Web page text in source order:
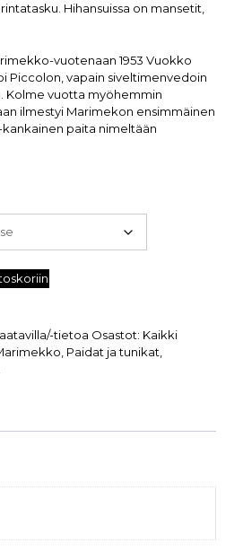
Hihansuissa on mansetit,
vuotenaan 1953 Vuokko
Piccolon, vapain siveltimenvedoin
Kolme vuotta myöhemmin
ilmestyi Marimekon ensimmäinen
paita nimeltään
tietoa Osastot: Kaikki
Paidat ja tunikat